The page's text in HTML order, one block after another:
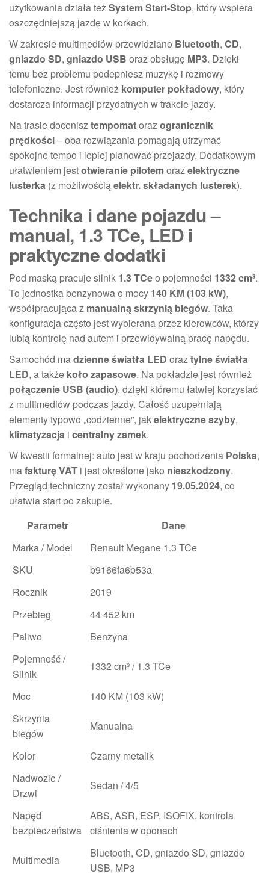
użytkowania działa teżSystem Start-Stop, który wspiera
oszczędniejszą jazdę w korkach.
W zakresie multimediów przewidziano Bluetooth, CD,
gniazdo SD, gniazdo USB oraz obsługę MP3. Dzięki
temu bez problemu podepniesz muzykę i rozmowy
telefoniczne. Jest również komputer pokładowy, który
dostarcza informacji przydatnych w trakcie jazdy.
Na trasie docenisztempomatorazogranicznik
prędkości– oba rozwiązania pomagają utrzymać
spokojne tempo i lepiej planować przejazdy. Dodatkowym
ułatwieniem jestotwieranie pilotemorazelektryczne
lusterka (z możliwościąelektr. składanych lusterek).
Technika i dane pojazdu –
manual, 1.3 TCe, LED i
praktyczne dodatki
Pod maską pracuje silnik 1.3 TCeo pojemności 1332 cm³.
To jednostka benzynowa o mocy 140 KM (103 kW),
współpracująca z manualną skrzynią biegów. Taka
konfiguracja często jest wybierana przez kierowców, którzy
lubią kontrolę nad autem i przewidywalną pracę napędu.
Samochód madzienne światła LED oraztylne światła
LED, a także koło zapasowe. Na pokładzie jest również
połączenie USB (audio), dzięki któremu łatwiej korzystać
z multimediów podczas jazdy. Całość uzupełniają
elementy typowo „codzienne”, jakelektryczne szyby,
klimatyzacja i centralny zamek.
W kwestii formalnej: auto jest w kraju pochodzenia Polska,
mafakturę VAT i jest określone jako nieszkodzony.
Przegląd techniczny został wykonany 19.05.2024, co
ułatwia start po zakupie.
Parametr
Dane
Marka / Model
Renault Megane 1.3 TCe
SKU
b9166fa6b53a
Rocznik
2019
Przebieg
44 452 km
Paliwo
Benzyna
Pojemność /
Silnik
1332 cm³ / 1.3 TCe
Moc
140 KM (103 kW)
Skrzynia
biegów
Manualna
Kolor
Czarny metalik
Nadwozie /
Drzwi
Sedan / 4/5
Napęd
bezpieczeństwa
ABS, ASR, ESP, ISOFIX, kontrola
ciśnienia w oponach
Multimedia
Bluetooth, CD, gniazdo SD, gniazdo
USB, MP3